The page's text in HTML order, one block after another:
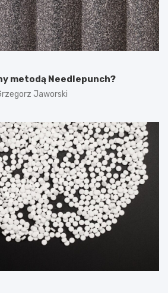
metodą Needlepunch?
Jaworski